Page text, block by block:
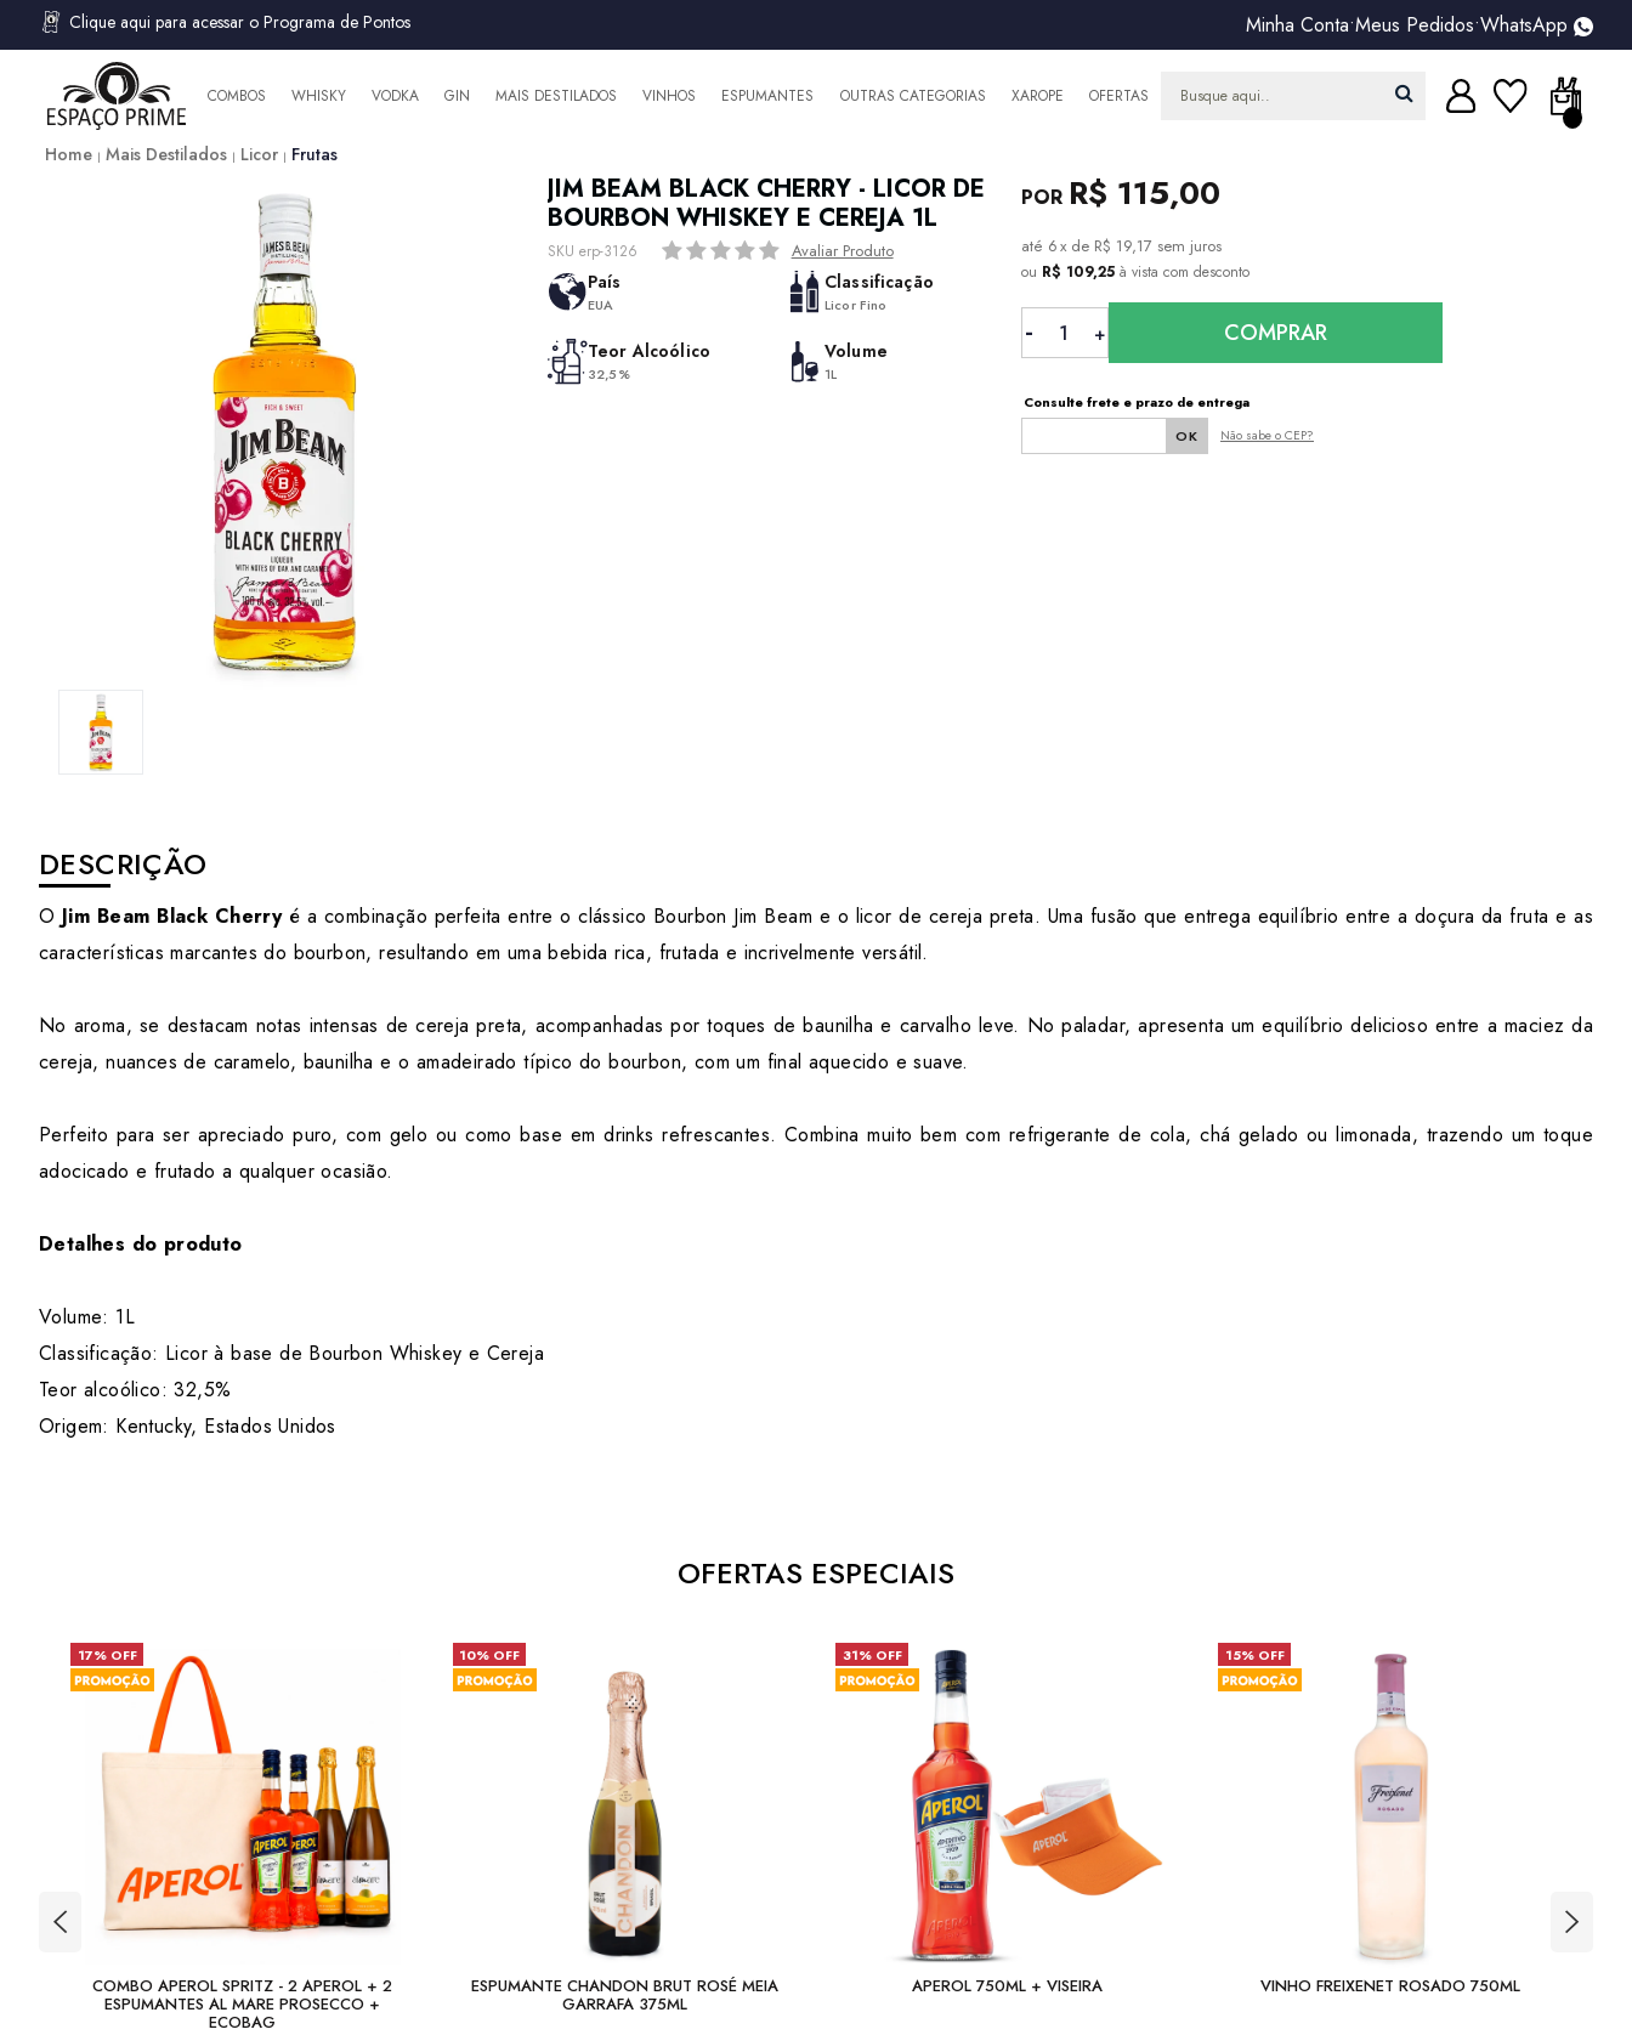
Clique aqui para acessar o Programa de Pontos Minha Conta•Meus Pedidos•WhatsApp
COMBOS WHISKY VODKA GIN MAIS DESTILADOS VINHOS ESPUMANTES OUTRAS CATEGORIAS XAROPE OFERTAS
Home Mais Destilados Licor Frutas
JIM BEAM BLACK CHERRY - LICOR DE
BOURBON WHISKEY E CEREJA 1L
SKU erp-3126 Avaliar Produto
País
EUA
Classificação
Licor Fino
Teor Alcoólico
32,5%
Volume
1L
R$ 115,00
6x de R$ 19,17 sem juros
ou R$ 109,25 à vista com desconto
COMPRAR
Consulte frete e prazo de entrega
Não sabe o CEP?
DESCRIÇÃO
O Jim Beam Black Cherryé a combinação perfeita entre o clássico Bourbon Jim Beam e o licor de cereja preta. Uma fusão que entrega equilíbrio entre a doçura da fruta e as
características marcantes do bourbon, resultando em uma bebida rica, frutada e incrivelmente versátil.
No aroma, se destacam notas intensas de cereja preta, acompanhadas por toques de baunilha e carvalho leve. No paladar, apresenta um equilíbrio delicioso entre a maciez da
cereja, nuances de caramelo, baunilha e o amadeirado típico do bourbon, com um final aquecido e suave.
Perfeito para ser apreciado puro, com gelo ou como base em drinks refrescantes. Combina muito bem com refrigerante de cola, chá gelado ou limonada, trazendo um toque
adocicado e frutado a qualquer ocasião.
Detalhes do produto
Volume: 1L
Classificação: Licor à base de Bourbon Whiskey e Cereja
Teor alcoólico: 32,5%
Origem: Kentucky, Estados Unidos
OFERTAS ESPECIAIS
17% OFF
COMBO APEROL SPRITZ - 2 APEROL + 2
ESPUMANTES AL MARE PROSECCO +
ECOBAG
10% OFF
ESPUMANTE CHANDON BRUT ROSÉ MEIA
GARRAFA 375ML
31% OFF
APEROL 750ML + VISEIRA
15% OFF
VINHO FREIXENET ROSADO 750ML